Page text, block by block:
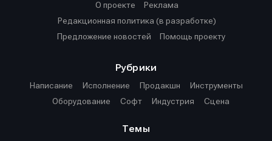
О проекте
Реклама
Редакционная политика (в разработке)
Предложение новостей
Помощь проекту
Рубрики
Написание
Исполнение Продакшн
Инструменты
Оборудование
Софт Индустрия Сцена
Темы